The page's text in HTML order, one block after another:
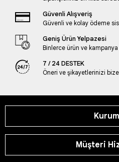
Güvenli Alışveriş
Güvenli ve kolay ödeme
Geniş Ürün Yelpazesi
Binlerce ürün ve
7 / 24 DESTEK
Öneri ve şikayetlerinizi
Müşteri